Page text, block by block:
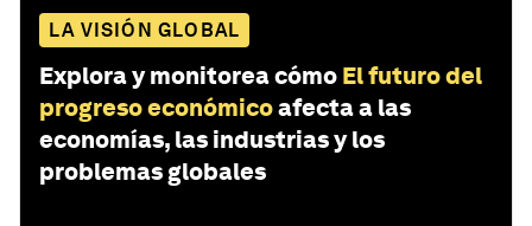
LA VISIÓN GLOBAL
Explora y monitorea cómo El futuro del
progreso económicoafecta a las
economías, las industrias y los
problemas globales